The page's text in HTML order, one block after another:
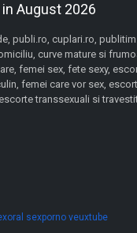
August 2026
publi.ro, cuplari.ro,
curve mature si
femei sex, fete sexy,
femei care vor sex,
transsexuali si
sexporno veuxtube